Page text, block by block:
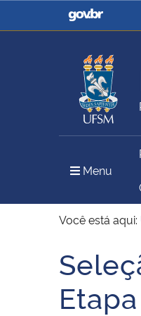
Casa Civil
Ministério da
Pecuária e
Ministério do
Menu
Você está aqui:
Início do